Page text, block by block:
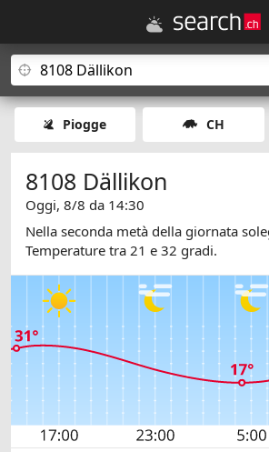
Piogge CH
8108 Dällikon
Oggi, 8/8 da 14:30
Nella seconda metà della giornata
Temperature tra 21 e 32 gradi.